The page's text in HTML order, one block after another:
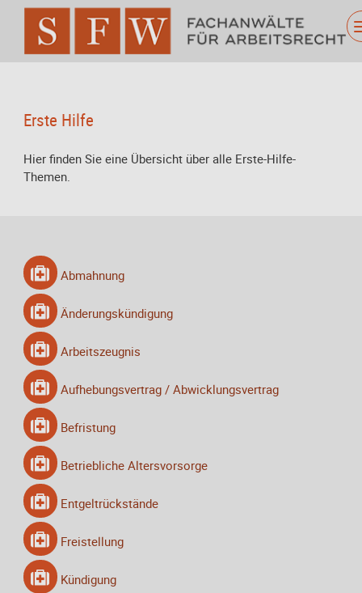
Erste Hilfe
Hier finden Sie eine Übersicht über alle Erste-Hilfe-
Themen.
Abmahnung
Änderungskündigung
Arbeitszeugnis
Aufhebungsvertrag / Abwicklungsvertrag
Befristung
Betriebliche Altersvorsorge
Entgeltrückstände
Freistellung
Kündigung